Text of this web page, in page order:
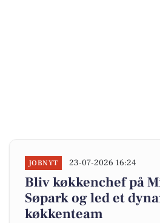
JOBNYT 23-07-2026 16:24
Bliv køkkenchef på
Søpark og led et
køkkenteam